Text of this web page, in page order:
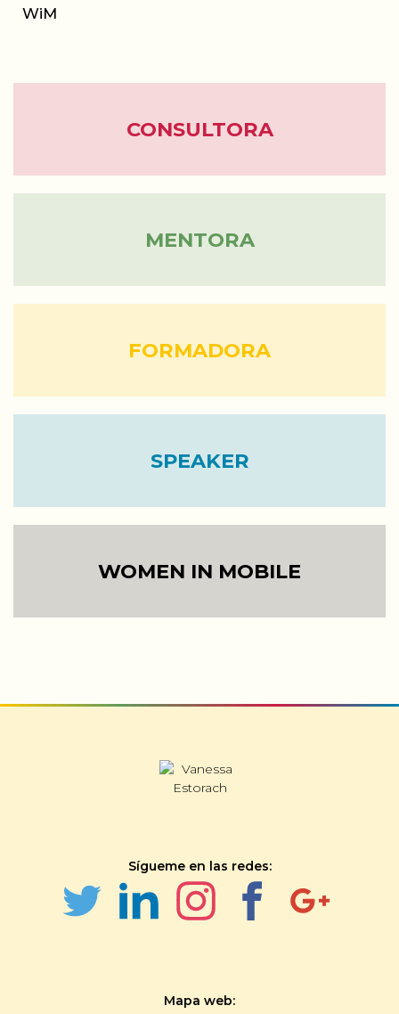
WiM
CONSULTORA
MENTORA
FORMADORA
SPEAKER
WOMEN IN MOBILE
Sígueme en las redes:
Mapa web: